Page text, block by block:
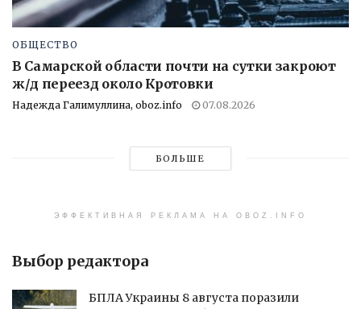
ОБЩЕСТВО
В Самарской области почти на сутки закроют
ж/д переезд около Кротовки
Надежда Галимуллина, oboz.info 07.08.2026
БОЛЬШЕ
ЭФФЕКТИВНАЯ РЕКЛАМА НА OBOZ.INFO
Выбор редактора
БПЛА Украины 8 августа поразили